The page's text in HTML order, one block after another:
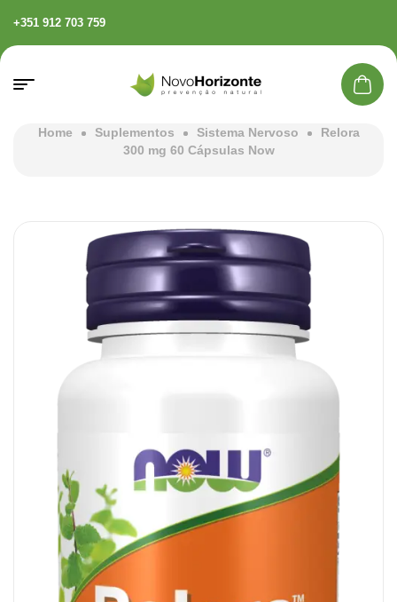
+351 912 703 759
Home Suplementos Sistema Nervoso
Relora
300 mg 60 Cápsulas Now